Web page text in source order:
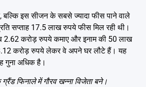
बल्कि इस सीजन के सबसे ज्यादा फीस पाने वाले
सप्ताह 17.5 लाख रुपये फीस मिल रही थी।
2.62 करोड़ रुपये कमाए और इनाम की 50 लाख
करोड़ रुपये लेकर वे अपने घर लौटे हैं। यह
गुना अधिक है।
फिनाले में गौरव खन्ना विजेता बने।